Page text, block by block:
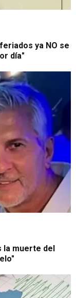
ya NO se
día"
la muerte del